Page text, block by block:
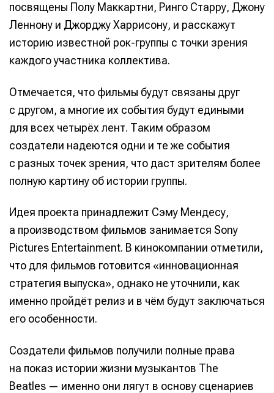
посвящены Полу Маккартни, Ринго Старру, Джону
Леннону и Джорджу Харрисону, и расскажут
историю известной рок-группы с точки зрения
каждого участника коллектива.
Отмечается, что фильмы будут связаны друг
с другом, а многие их события будут едиными
для всех четырёх лент. Таким образом
создатели надеются одни и те же события
с разных точек зрения, что даст зрителям более
полную картину об истории группы.
Идея проекта принадлежит Сэму Мендесу,
а производством фильмов занимается Sony
Pictures Entertainment. В кинокомпании отметили,
что для фильмов готовится «инновационная
стратегия выпуска», однако не уточнили, как
именно пройдёт релиз и в чём будут заключаться
его особенности.
Создатели фильмов получили полные права
на показ истории жизни музыкантов The
Beatles — именно они лягут в основу сценариев